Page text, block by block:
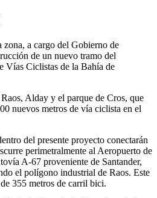
zona, a cargo del Gobierno de
de un nuevo tramo del
Vías Ciclistas de la Bahía de
Alday y el parque de Cros, que
nuevos metros de vía ciclista en el
del presente proyecto conectarán
perimetralmente al Aeropuerto de
A-67 proveniente de Santander,
el polígono industrial de Raos. Este
355 metros de carril bici.